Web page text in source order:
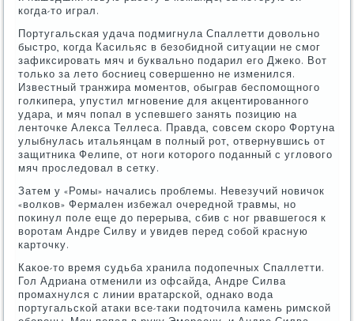
когда-то играл.
Португальская удача подмигнула Спаллетти довольно
быстро, когда Касильяс в безобидной ситуации не смог
зафиксировать мяч и буквально подарил его Джеко. Вот
только за лето босниец совершенно не изменился.
Известный транжира моментов, обыграв беспомощного
голкипера, упустил мгновение для акцентированного
удара, и мяч попал в успевшего занять позицию на
ленточке Алекса Теллеса. Правда, совсем скоро Фортуна
улыбнулась итальянцам в полный рот, отвернувшись от
защитника Фелипе, от ноги которого поданный с углового
мяч проследовал в сетку.
Затем у «Ромы» начались проблемы. Невезучий новичок
«волков» Фермален избежал очередной травмы, но
покинул поле еще до перерыва, сбив с ног рвавшегося к
воротам Андре Силву и увидев перед собой красную
карточку.
Какое-то время судьба хранила подопечных Спаллетти.
Гол Адриана отменили из офсайда, Андре Силва
промахнулся с линии вратарской, однако вода
португальской атаки все-таки подточила камень римской